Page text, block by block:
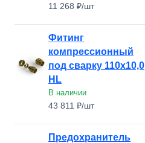
11 268 ₽/шт
Фитинг
компрессионный
под сварку 110х10,0
HL
В наличии
43 811 ₽/шт
Предохранитель